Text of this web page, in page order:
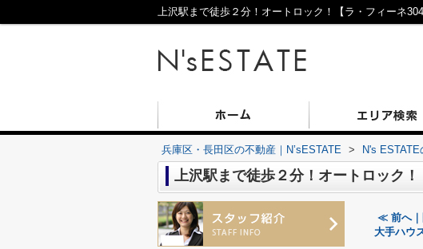
上沢駅まで徒歩２分！オートロック！【ラ・フィーネ
兵庫区・長田区の不動産｜N’sESTATE > N's
上沢駅まで徒歩２分！オートロック！
≪ 前へ｜
大手ハウ